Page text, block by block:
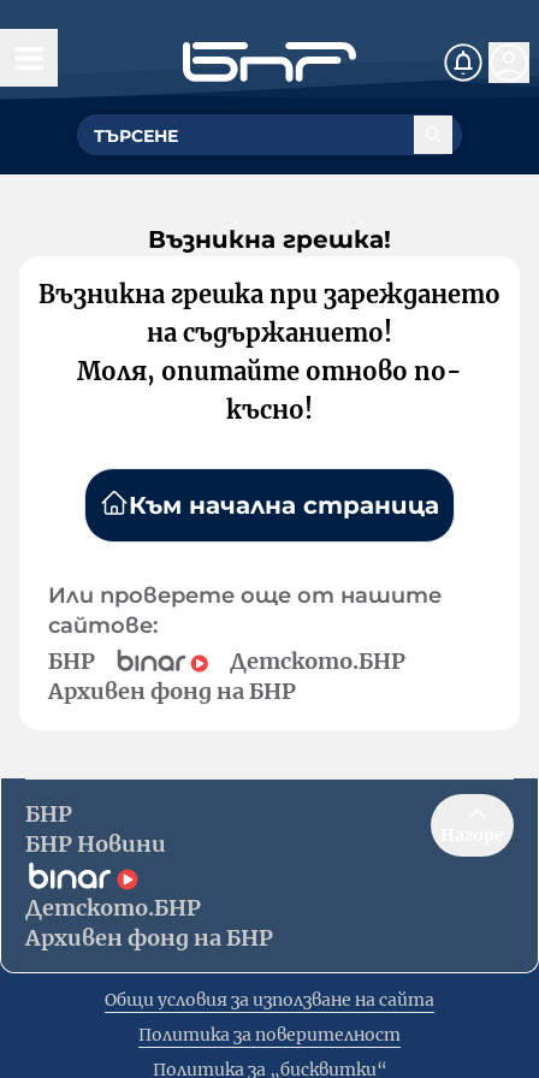
Възникна грешка!
Възникна грешка при зареждането
на съдържанието!
Моля, опитайте отново по-
късно!
Към начална страница
Или проверете още от нашите
сайтове:
БНР
Детското.БНР
Архивен фонд на БНР
БНР
БНР Новини
Детското.БНР
Архивен фонд на БНР
Общи условия за използване на сайта
Политика за поверителност
Политика за „бисквитки“